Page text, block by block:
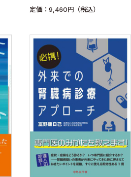
クション
定価：9,460円（税込）